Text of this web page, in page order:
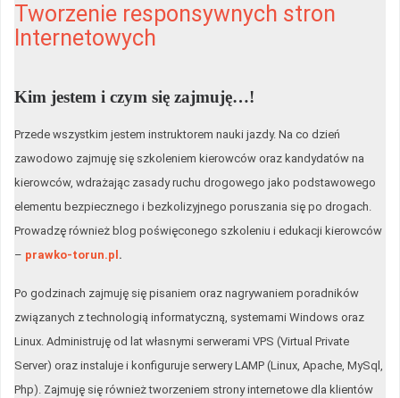
Tworzenie responsywnych stron
Internetowych
Kim jestem i czym się zajmuję…!
Przede wszystkim jestem instruktorem nauki jazdy. Na co dzień
zawodowo zajmuję się szkoleniem kierowców oraz kandydatów na
kierowców, wdrażając zasady ruchu drogowego jako podstawowego
elementu bezpiecznego i bezkolizyjnego poruszania się po drogach.
Prowadzę również blog poświęconego szkoleniu i edukacji kierowców
– prawko-torun.pl .
Po godzinach zajmuję się pisaniem oraz nagrywaniem poradników
związanych z technologią informatyczną, systemami Windows oraz
Linux. Administruję od lat własnymi serwerami VPS (Virtual Private
Server) oraz instaluje i konfiguruje serwery LAMP (Linux, Apache, MySql,
Php). Zajmuję się również tworzeniem strony internetowe dla klientów